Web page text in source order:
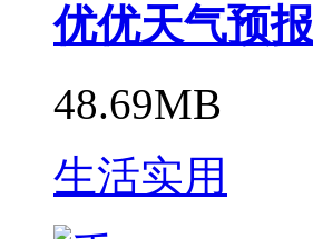
优优天气预报
48.69MB
生活实用